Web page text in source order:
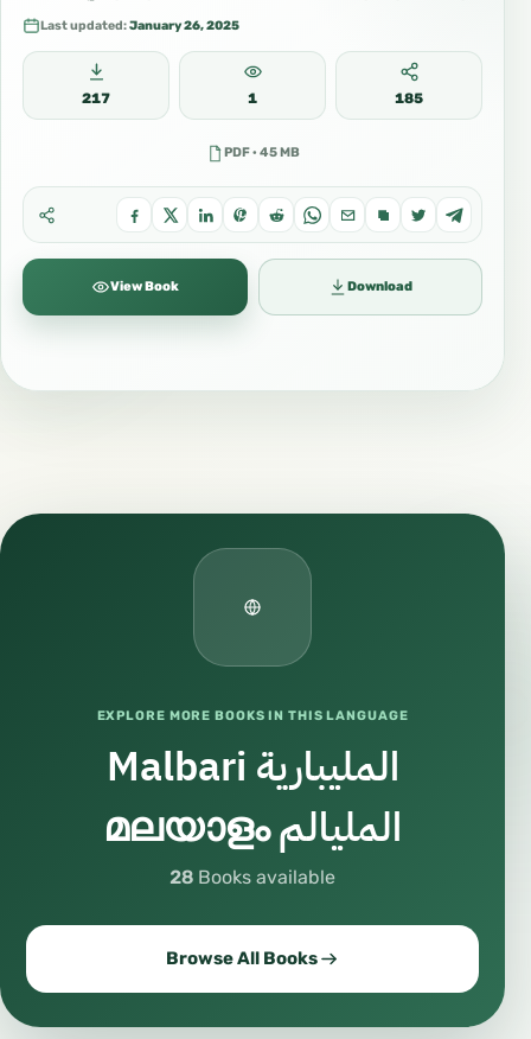
Last updated:January 26, 2025
217 1 185
PDF · 45 MB
View Book Download
EXPLORE MORE BOOKS IN THIS LANGUAGE
Malbari المليبارية
മലയാളം المليالم
28 Books available
Browse All Books